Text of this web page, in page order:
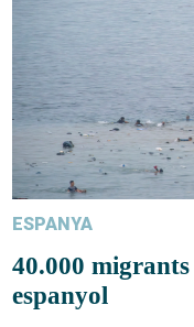
ESPANYA
40.000
espanyol